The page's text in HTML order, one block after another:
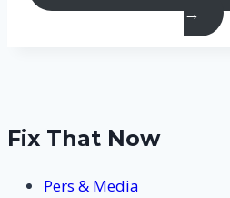
→
Fix That Now
Pers & Media